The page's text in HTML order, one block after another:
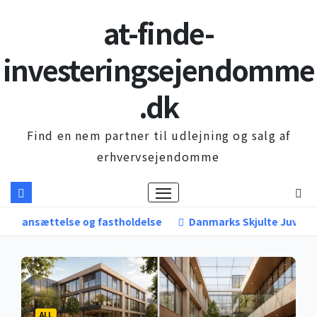
at-finde-
investeringsejendomme
.dk
Find en nem partner til udlejning og salg af
erhvervsejendomme
Danmarks Skjulte Juveler: Hvorfor Sekundære
ALL